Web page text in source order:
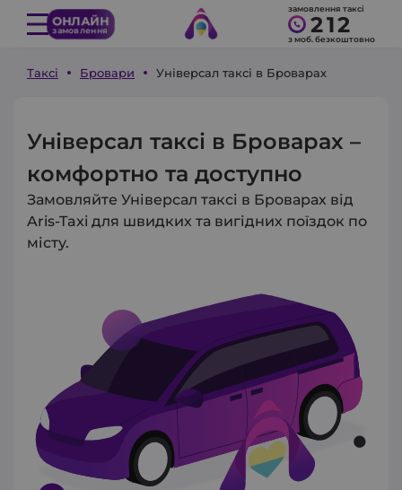
ОНЛАЙН
замовлення
замовлення таксі
212
з моб. безкоштовно
Таксі Бровари Універсал таксі в Броварах
Універсал таксі в Броварах –
комфортно та доступно
Замовляйте Універсал таксі в Броварах від
Aris-Taxi для швидких та вигідних поїздок по
місту.